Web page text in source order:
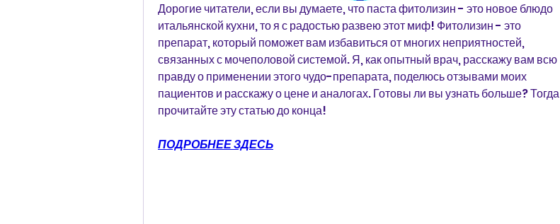
Дорогие читатели, если вы думаете, что паста фитолизин - это новое блюдо
итальянской кухни, то я с радостью развею этот миф! Фитолизин - это
препарат, который поможет вам избавиться от многих неприятностей,
связанных с мочеполовой системой. Я, как опытный врач, расскажу вам всю
правду о применении этого чудо-препарата, поделюсь отзывами моих
пациентов и расскажу о цене и аналогах. Готовы ли вы узнать больше? Тогда
прочитайте эту статью до конца!
ПОДРОБНЕЕ ЗДЕСЬ